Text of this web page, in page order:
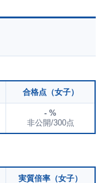
合格点（女子）
- %
非公開/300点
実質倍率（女子）